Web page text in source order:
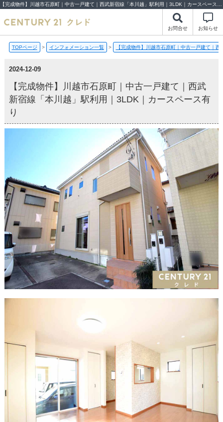
お問合せ お知らせ
TOPページ > インフォメーション一覧 > 【完成物件】川越市石原町｜中古一戸建て｜
2024-12-09
【完成物件】川越市石原町｜中古一戸建て｜西武
新宿線「本川越」駅利用｜3LDK｜カースペース有
り